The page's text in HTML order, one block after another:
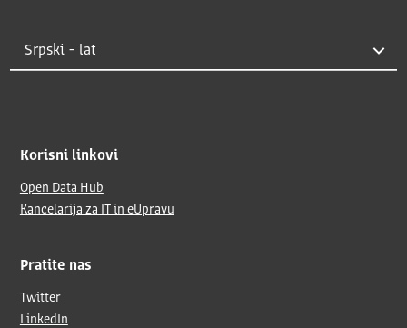
Korisni linkovi
Open Data Hub
Kancelarija za IT in eUpravu
Pratite nas
Twitter
LinkedIn